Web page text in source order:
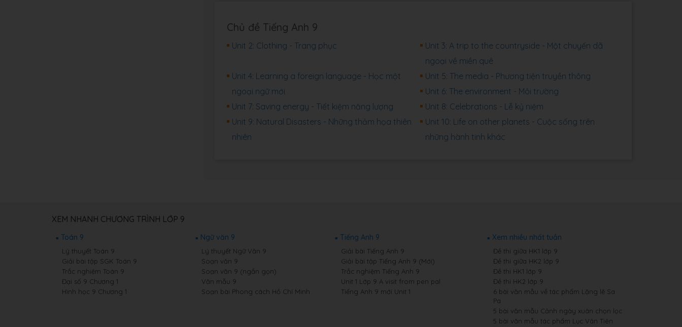
Chủ đề Tiếng Anh 9
Unit 2: Clothing - Trang phục
Unit 3: A trip to the countryside - Một chuyến dã
ngoại về miền quê
Unit 4: Learning a foreign language - Học một
ngoại ngữ mới
Unit 5: The media - Phương tiện truyền thông
Unit 6: The environment - Môi trường
Unit 7: Saving energy - Tiết kiệm năng lượng
Unit 8: Celebrations - Lễ kỷ niệm
Unit 9: Natural Disasters - Những thảm họa thiên
nhiên
Unit 10: Life on other planets - Cuộc sống trên
những hành tinh khác
XEM NHANH CHƯƠNG TRÌNH LỚP 9
Toán 9
Lý thuyết Toán 9
Giải bài tập SGK Toán 9
Trắc nghiệm Toán 9
Đại số 9 Chương 1
Hình học 9 Chương 1
Ngữ văn 9
Lý thuyết Ngữ Văn 9
Soạn văn 9
Soạn văn 9 (ngắn gọn)
Văn mẫu 9
Soạn bài Phong cách Hồ Chí Minh
Tiếng Anh 9
Giải bài Tiếng Anh 9
Giải bài tập Tiếng Anh 9 (Mới)
Trắc nghiệm Tiếng Anh 9
Unit 1 Lớp 9 A visit from pen pal
Tiếng Anh 9 mới Unit 1
Xem nhiều nhất tuần
Đề thi giữa HK1 lớp 9
Đề thi giữa HK2 lớp 9
Đề thi HK1 lớp 9
Đề thi HK2 lớp 9
6 bài văn mẫu về tác phẩm Lặng lẽ Sa
Pa
5 bài văn mẫu Cảnh ngày xuân chọn lọc
5 bài văn mẫu tác phẩm Lục Vân Tiên